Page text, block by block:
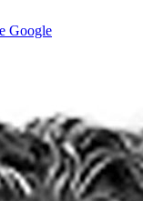
Google